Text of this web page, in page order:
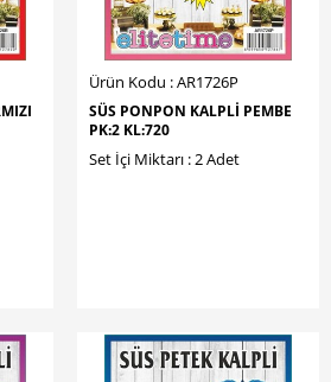
Ürün Kodu : AR1726P
SÜS PONPON KALPLİ PEMBE
PK:2 KL:720
Set İçi Miktarı : 2 Adet